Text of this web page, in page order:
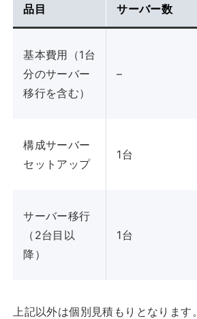
品目 サーバー数
基本費用（1台
分のサーバー
移行を含む）
–
構成サーバー
セットアップ
1台
サーバー移行
（2台目以
降）
1台
上記以外は個別見積もりとなります。